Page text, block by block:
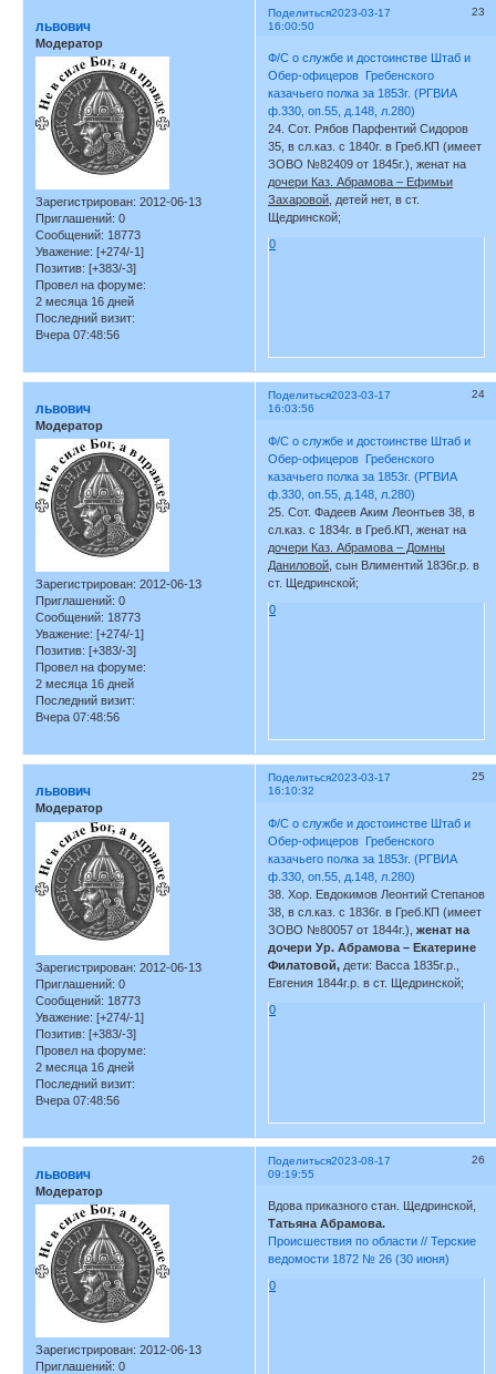
Поделиться 23
2023-03-17
16:00:50
львович
Модератор
Зарегистрирован: 2012-06-13
Приглашений: 0
Сообщений: 18773
Уважение: [+274/-1]
Позитив: [+383/-3]
Провел на форуме:
2 месяца 16 дней
Последний визит:
Вчера 07:48:56
Ф/С о службе и достоинстве Штаб и
Обер-офицеров Гребенского
казачьего полка за 1853г. (РГВИА
ф.330, оп.55, д.148, л.280)
24. Сот. Рябов Парфентий Сидоров
35, в сл.каз. с 1840г. в Греб.КП (имеет
ЗОВО №82409 от 1845г.), женат на
дочери Каз. Абрамова – Ефимьи
Захаровой , детей нет, в ст.
Щедринской;
0
Поделиться 24
2023-03-17
16:03:56
львович
Модератор
Зарегистрирован: 2012-06-13
Приглашений: 0
Сообщений: 18773
Уважение: [+274/-1]
Позитив: [+383/-3]
Провел на форуме:
2 месяца 16 дней
Последний визит:
Вчера 07:48:56
Ф/С о службе и достоинстве Штаб и
Обер-офицеров Гребенского
казачьего полка за 1853г. (РГВИА
ф.330, оп.55, д.148, л.280)
25. Сот. Фадеев Аким Леонтьев 38, в
сл.каз. с 1834г. в Греб.КП, женат на
дочери Каз. Абрамова – Домны
Даниловой, сын Влиментий 1836г.р. в
ст. Щедринской;
0
Поделиться 25
2023-03-17
16:10:32
львович
Модератор
Зарегистрирован: 2012-06-13
Приглашений: 0
Сообщений: 18773
Уважение: [+274/-1]
Позитив: [+383/-3]
Провел на форуме:
2 месяца 16 дней
Последний визит:
Вчера 07:48:56
Ф/С о службе и достоинстве Штаб и
Обер-офицеров Гребенского
казачьего полка за 1853г. (РГВИА
ф.330, оп.55, д.148, л.280)
38. Хор. Евдокимов Леонтий Степанов
38, в сл.каз. с 1836г. в Греб.КП (имеет
ЗОВО №80057 от 1844г.),женат на
дочери Ур. Абрамова – Екатерине
Филатовой, дети: Васса 1835г.р.,
Евгения 1844г.р. в ст. Щедринской;
0
Поделиться 26
2023-08-17
09:19:55
львович
Модератор
Зарегистрирован: 2012-06-13
Приглашений: 0
Вдова приказного стан. Щедринской,
Татьяна Абрамова.
Происшествия по области // Терские
ведомости 1872 № 26 (30 июня)
0